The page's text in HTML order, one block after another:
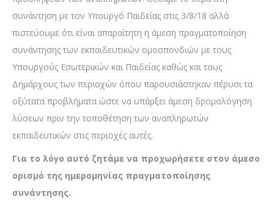
συνάντηση με τον Υπουργό Παιδείας στις 3/8/18 αλλά
πιστεύουμε ότι είναι απαραίτητη η άμεση πραγματοποίηση
συνάντησης των εκπαιδευτικών ομοσπονδιών με τους
Υπουργούς Εσωτερικών και Παιδείας καθώς και τους
Δημάρχους των περιοχών όπου παρουσιάστηκαν πέρυσι τα
οξύτατα προβλήματα ώστε να υπάρξει άμεση δρομολόγηση
λύσεων πριν την τοποθέτηση των αναπληρωτών
εκπαιδευτικών στις περιοχές αυτές.
Για το λόγο αυτό ζητάμε να προχωρήσετε στον άμεσο
ορισμό της ημερομηνίας πραγματοποίησης
συνάντησης.